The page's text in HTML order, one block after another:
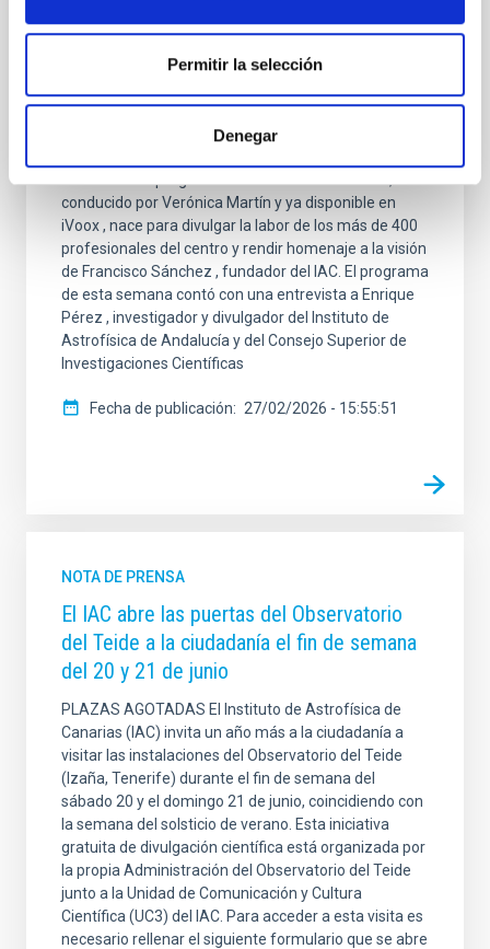
Permitir la selección
Denegar
la ciencia a las personas con discapacidad
El Instituto de Astrofísica de Canarias (IAC) emitió
este jueves, 26 de febrero, a las 22:30 horas, su
Canaria. Este programa semanal de 30 minutos,
conducido por Verónica Martín y ya disponible en
iVoox , nace para divulgar la labor de los más de 400
profesionales del centro y rendir homenaje a la visión
de Francisco Sánchez , fundador del IAC. El programa
de esta semana contó con una entrevista a Enrique
Pérez , investigador y divulgador del Instituto de
Astrofísica de Andalucía y del Consejo Superior de
Investigaciones Científicas
Fecha de publicación 27/02/2026 - 15:55:51
NOTA DE PRENSA
El IAC abre las puertas del Observatorio
del Teide a la ciudadanía el fin de semana
del 20 y 21 de junio
PLAZAS AGOTADAS El Instituto de Astrofísica de
Canarias (IAC) invita un año más a la ciudadanía a
visitar las instalaciones del Observatorio del Teide
(Izaña, Tenerife) durante el fin de semana del
sábado 20 y el domingo 21 de junio, coincidiendo con
la semana del solsticio de verano. Esta iniciativa
gratuita de divulgación científica está organizada por
la propia Administración del Observatorio del Teide
junto a la Unidad de Comunicación y Cultura
Científica (UC3) del IAC. Para acceder a esta visita es
necesario rellenar el siguiente formulario que se abre